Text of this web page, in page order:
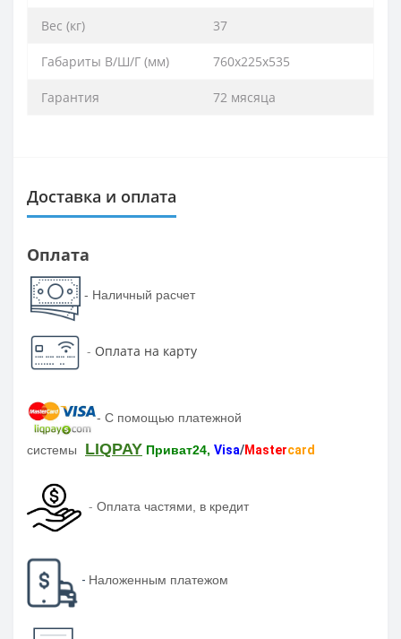
Вес (кг) 37
Габариты В/Ш/Г (мм) 760х225х535
Гарантия 72 мясяца
Доставка и оплата
Оплата
- Наличный расчет
- Оплата на карту
- С помощью платежной
системы LIQPAY Приват24, Visa/Mastercard
- Оплата частями, в кредит
- Наложенным платежом